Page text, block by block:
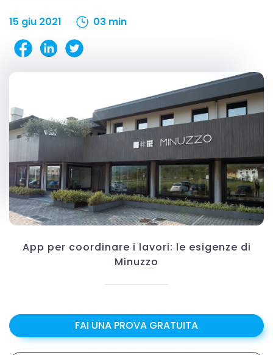
15 giu 2021 03 min
App per coordinare i lavori: le esigenze di
Minuzzo
FAI UNA PROVA GRATUITA